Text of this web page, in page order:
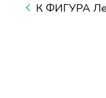
К ФИГУРА